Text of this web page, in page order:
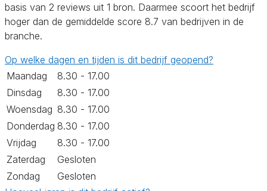
basis van 2 reviews uit 1 bron. Daarmee scoort het bedrijf
hoger dan de gemiddelde score 8.7 van bedrijven in de
branche.
Op welke dagen en tijden is dit bedrijf geopend?
Maandag
8.30 - 17.00
Dinsdag
8.30 - 17.00
Woensdag 8.30 - 17.00
Donderdag 8.30 - 17.00
Vrijdag
8.30 - 17.00
Zaterdag
Gesloten
Zondag
Gesloten